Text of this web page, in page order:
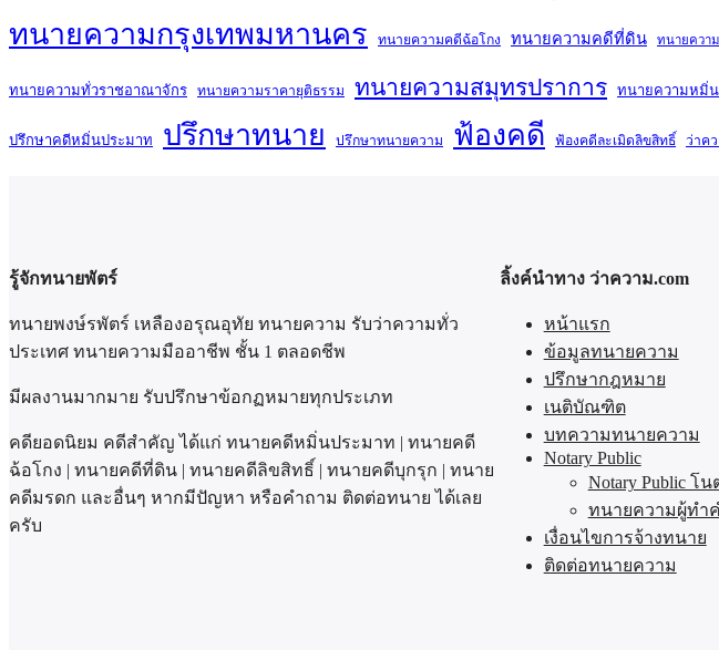
ทนายความกรุงเทพมหานคร ทนายความคดีฉ้อโกง ทนายความคดีที่ดิน ทนายควา
ทนายความทั่วราชอาณาจักร ทนายความราคายุติธรรม ทนายความสมุทรปราการ ทนายความหมิ่
ปรึกษาคดีหมิ่นประมาท ปรึกษาทนาย ปรึกษาทนายความ ฟ้องคดี ฟ้องคดีละเมิดลิขสิทธิ์ ว่าค
รู้จักทนายพัตร์
ทนายพงษ์รพัตร์ เหลืองอรุณอุทัย ทนายความ รับว่าความทั่ว
ประเทศ ทนายความมืออาชีพ ชั้น 1 ตลอดชีพ
มีผลงานมากมาย รับปรึกษาข้อกฏหมายทุกประเภท
คดียอดนิยม คดีสำคัญ ได้แก่ ทนายคดีหมิ่นประมาท | ทนายคดี
ฉ้อโกง | ทนายคดีที่ดิน | ทนายคดีลิขสิทธิ์ | ทนายคดีบุกรุก | ทนาย
คดีมรดก และอื่นๆ หากมีปัญหา หรือคำถาม ติดต่อทนาย ได้เลย
ครับ
ลิ้งค์นำทาง ว่าความ.com
หน้าแรก
ข้อมูลทนายความ
ปรึกษากฎหมาย
เนติบัณฑิต
บทความทนายความ
Notary Public
Notary Public โ
ทนายความผู้ทำ
เงื่อนไขการจ้างทนาย
ติดต่อทนายความ